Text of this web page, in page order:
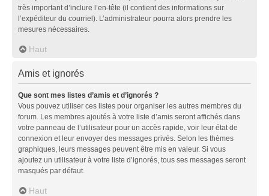
très important d’inclure l’en-tête (il contient des informations sur
l’expéditeur du courriel). L’administrateur pourra alors prendre les
mesures nécessaires.
Haut
Amis et ignorés
Que sont mes listes d’amis et d’ignorés ?
Vous pouvez utiliser ces listes pour organiser les autres membres du
forum. Les membres ajoutés à votre liste d’amis seront affichés dans
votre panneau de l’utilisateur pour un accès rapide, voir leur état de
connexion et leur envoyer des messages privés. Selon les thèmes
graphiques, leurs messages peuvent être mis en valeur. Si vous
ajoutez un utilisateur à votre liste d’ignorés, tous ses messages seront
masqués par défaut.
Haut